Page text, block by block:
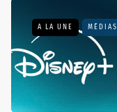
A LA UNE MÉDIAS